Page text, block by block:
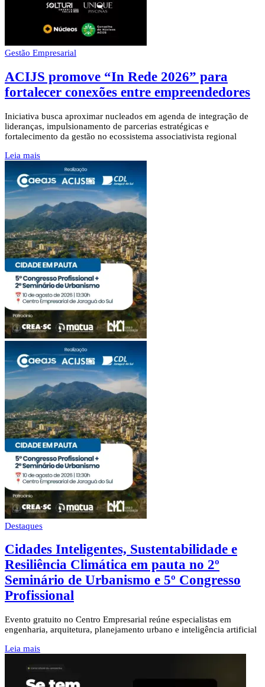
Gestão Empresarial
ACIJS promove “In Rede 2026” para
fortalecer conexões entre empreendedores
Iniciativa busca aproximar nucleados em agenda de integração de
lideranças, impulsionamento de parcerias estratégicas e
fortalecimento da gestão no ecossistema associativista regional
Leia mais
Destaques
Cidades Inteligentes, Sustentabilidade e
Resiliência Climática em pauta no 2º
Seminário de Urbanismo e 5º Congresso
Profissional
Evento gratuito no Centro Empresarial reúne especialistas em
engenharia, arquitetura, planejamento urbano e inteligência artificial
Leia mais